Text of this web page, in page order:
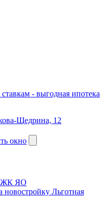
Щедрина, 12
окно
Льготная